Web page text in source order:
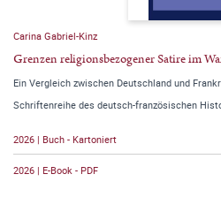
Carina Gabriel-Kinz
Grenzen religionsbezogener Satire im
Ein Vergleich zwischen Deutschland und
Schriftenreihe des deutsch-französischen
2026 | Buch - Kartoniert
2026 | E-Book - PDF